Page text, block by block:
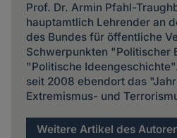
Prof. Dr. Armin Pfahl-
hauptamtlich Lehrender an
des Bundes für öffentliche
Schwerpunkten "Politischer
"Politische
seit 2008 ebendort das
Extremismus- und
Weitere Artikel des